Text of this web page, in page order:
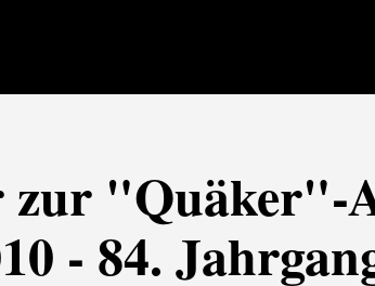
"Quäker"-
- 84.